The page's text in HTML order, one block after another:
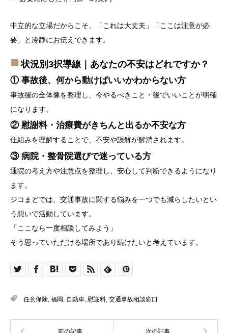
中立的な立場だからこそ、「これは大丈夫」「ここは注意が必
要」と冷静にお伝えできます。
状況別3択導線｜あなたの不安はどれですか？
① 事故後、何から動けばいいかわからない方
事故後の全体像を整理し、今やるべきこと・後でいいことが明確
になります。
② 慰謝料・治療費がきちんと出るか不安な方
仕組みを理解することで、不安や誤解が解消されます。
③ 病院・整骨院選びで迷っている方
通院の考え方や注意点を整理し、安心して判断できるようになり
ます。
ジコまどでは、交通事故に関する悩みを一つでも減らしたいとい
う想いで活動しています。
「ここなら一度相談してみよう」
そう思っていただける場所であり続けたいと考えています。
任意保険 福岡 自動車 慰謝料 交通事故相談窓口